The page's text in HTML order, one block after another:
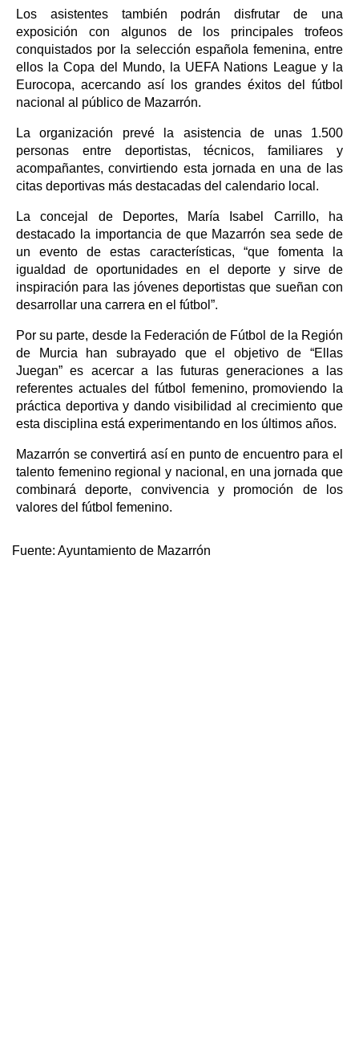
Los asistentes también podrán disfrutar de una
exposición con algunos de los principales trofeos
conquistados por la selección española femenina, entre
ellos la Copa del Mundo, la UEFA Nations League y la
Eurocopa, acercando así los grandes éxitos del fútbol
nacional al público de Mazarrón.
La organización prevé la asistencia de unas 1.500
personas entre deportistas, técnicos, familiares y
acompañantes, convirtiendo esta jornada en una de las
citas deportivas más destacadas del calendario local.
La concejal de Deportes, María Isabel Carrillo, ha
destacado la importancia de que Mazarrón sea sede de
un evento de estas características, “que fomenta la
igualdad de oportunidades en el deporte y sirve de
inspiración para las jóvenes deportistas que sueñan con
desarrollar una carrera en el fútbol”.
Por su parte, desde la Federación de Fútbol de la Región
de Murcia han subrayado que el objetivo de “Ellas
Juegan” es acercar a las futuras generaciones a las
referentes actuales del fútbol femenino, promoviendo la
práctica deportiva y dando visibilidad al crecimiento que
esta disciplina está experimentando en los últimos años.
Mazarrón se convertirá así en punto de encuentro para el
talento femenino regional y nacional, en una jornada que
combinará deporte, convivencia y promoción de los
valores del fútbol femenino.
Fuente: Ayuntamiento de Mazarrón